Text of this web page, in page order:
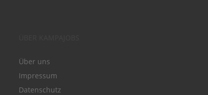
Über uns
Impressum
Datenschutz